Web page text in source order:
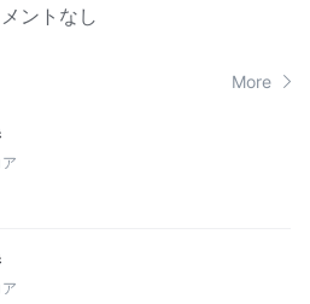
ントなし
More